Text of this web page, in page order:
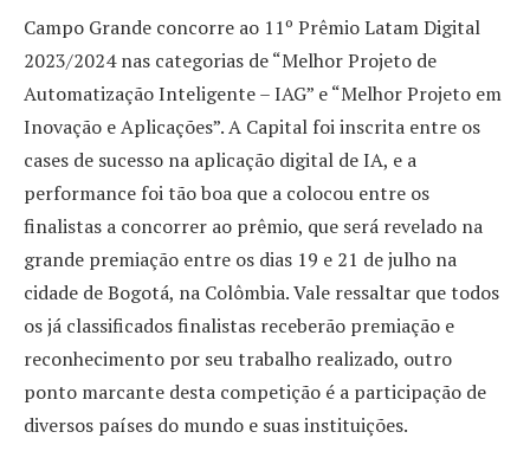
Campo Grande concorre ao 11º Prêmio Latam Digital
2023/2024 nas categorias de “Melhor Projeto de
Automatização Inteligente – IAG” e “Melhor Projeto em
Inovação e Aplicações”. A Capital foi inscrita entre os
cases de sucesso na aplicação digital de IA, e a
performance foi tão boa que a colocou entre os
finalistas a concorrer ao prêmio, que será revelado na
grande premiação entre os dias 19 e 21 de julho na
cidade de Bogotá, na Colômbia. Vale ressaltar que todos
os já classificados finalistas receberão premiação e
reconhecimento por seu trabalho realizado, outro
ponto marcante desta competição é a participação de
diversos países do mundo e suas instituições.